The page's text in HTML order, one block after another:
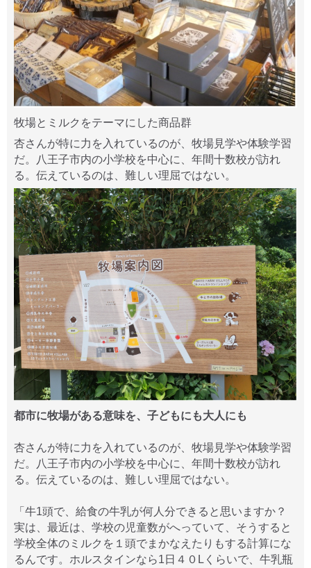
牧場とミルクをテーマにした商品群
杏さんが特に力を入れているのが、牧場見学や体験学習
だ。八王子市内の小学校を中心に、年間十数校が訪れ
る。伝えているのは、難しい理屈ではない。
都市に牧場がある意味を、子どもにも大人にも
杏さんが特に力を入れているのが、牧場見学や体験学習
だ。八王子市内の小学校を中心に、年間十数校が訪れ
る。伝えているのは、難しい理屈ではない。
「牛1頭で、給食の牛乳が何人分できると思いますか？
実は、最近は、学校の児童数がへっていて、そうすると
学校全体のミルクを１頭でまかなえたりもする計算にな
るんです。ホルスタインなら1日４０Lくらいで、牛乳瓶